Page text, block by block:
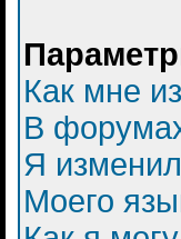
Как мне
В
Я
Моего